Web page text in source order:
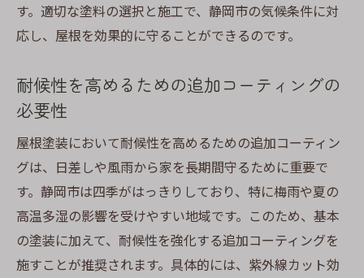
す。適切な塗料の選択と施工で、静岡市の気候条件に対
応し、屋根を効果的に守ることができるのです。
耐候性を高めるための追加コーティングの
必要性
屋根塗装において耐候性を高めるための追加コーティン
グは、日差しや風雨から家を長期間守るために重要で
す。静岡市は四季がはっきりしており、特に梅雨や夏の
高温多湿の影響を受けやすい地域です。このため、基本
の塗装に加えて、耐候性を強化する追加コーティングを
施すことが推奨されます。具体的には、紫外線カット効